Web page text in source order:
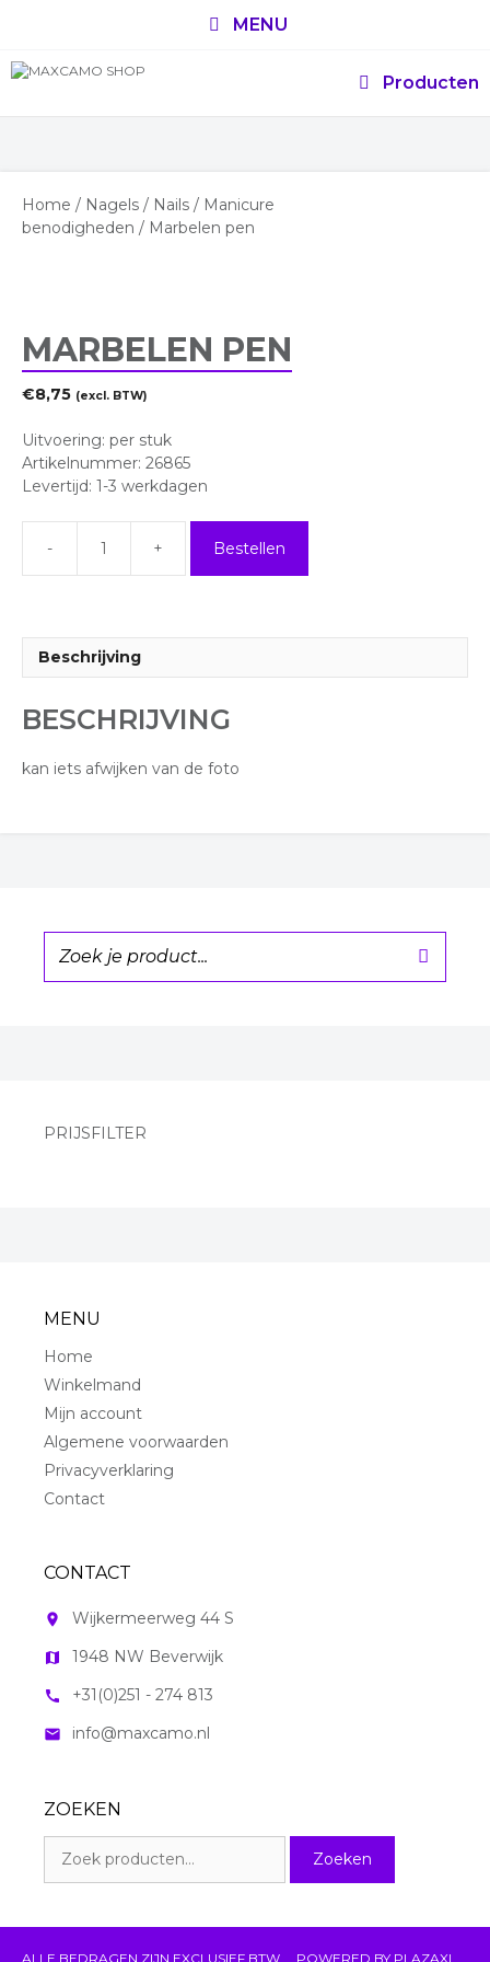
inhoud
MENU
Producten
Home / Nagels / Nails / Manicure
benodigheden / Marbelen pen
MARBELEN PEN
€8,75 (excl. BTW)
Uitvoering: per stuk
Artikelnummer: 26865
Levertijd: 1-3 werkdagen
Marbelen
pen
Bestellen
Beschrijving
BESCHRIJVING
kan iets afwijken van de foto
PRIJSFILTER
MENU
Home
Winkelmand
Mijn account
Algemene voorwaarden
Privacyverklaring
Contact
CONTACT
room Wijkermeerweg 44 S
map 1948 NW Beverwijk
call +31(0)251 - 274 813
mail info@maxcamo.nl
ZOEKEN
naar:
Zoeken
ALLE BEDRAGEN ZIJN EXCLUSIEF BTW POWERED BY PLAZAXL